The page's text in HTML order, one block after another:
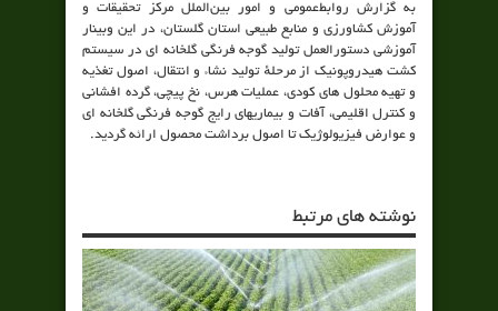
به گزارش روابط‌عمومی و امور بین‌الملل مرکز تحقیقات و
آموزش کشاورزی و منابع طبیعی استان گلستان، در این وبینار
آموزشی دستورالعمل تولید گوجه ­فرنگی گلخانه­ ای در سیستم
کشت هیدروپونیک از مرحلهٔ تولید نشاء و انتقال، اصول تغذیه
و تهیه محلول­ های کودی، عملیات هرس، نخ پیچی، گرده­ افشانی
و کنترل اقلیمی، آفات و بیماری­های رایج گوجه­ فرنگی گلخانه­ ای
و عوارض فیزیولوژیک تا اصول برداشت محصول ارائه گردید.
نوشته های مرتبط